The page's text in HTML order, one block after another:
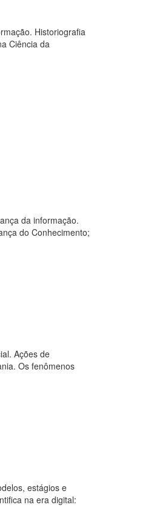
Historiografia
Ciência da
da informação.
do Conhecimento;
Ações de
Os fenômenos
estágios e
na era digital: